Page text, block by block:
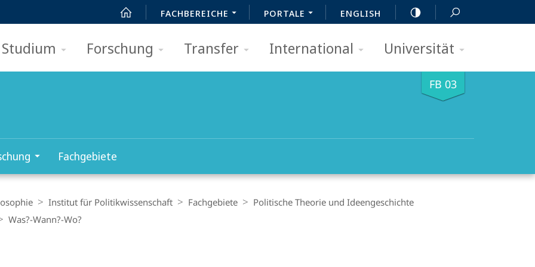
FACHBEREICHE PORTALE ENGLISH
Studium Forschung Transfer International Universität
FB 03
Fachgebiete
Institut für Politikwissenschaft Fachgebiete
Politische Theorie und Ideengeschichte
Was?-Wann?-Wo?